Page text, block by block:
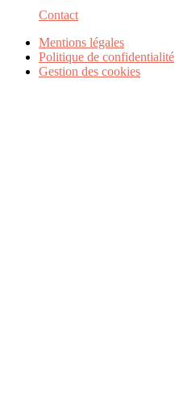
Contact
Mentions légales
Politique de confidentialité
Gestion des cookies